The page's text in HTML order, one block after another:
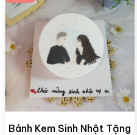
Bánh Kem Sinh Nhật Tặng